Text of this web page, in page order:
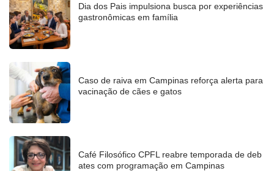
Dia dos Pais impulsiona busca por experiências
gastronômicas em família
Caso de raiva em Campinas reforça alerta para
vacinação de cães e gatos
Café Filosófico CPFL reabre temporada de deb
ates com programação em Campinas